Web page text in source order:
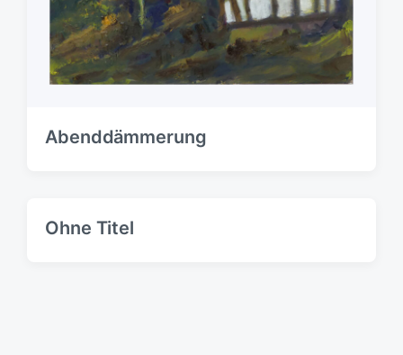
Abenddämmerung
Ohne Titel